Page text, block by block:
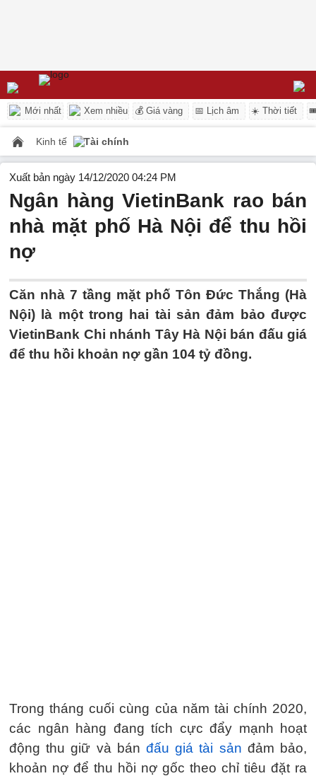
Mới nhất Xem nhiều 💰 Giá vàng 📅 Lịch âm ☀️ Thời tiết
Kinh tế Tài chính
Xuất bản ngày 14/12/2020 04:24 PM
Ngân hàng VietinBank rao bán
nhà mặt phố Hà Nội để thu hồi
nợ
Căn nhà 7 tầng mặt phố Tôn Đức Thắng (Hà
Nội) là một trong hai tài sản đảm bảo được
VietinBank Chi nhánh Tây Hà Nội bán đấu giá
để thu hồi khoản nợ gần 104 tỷ đồng.
Trong tháng cuối cùng của năm tài chính 2020,
các ngân hàng đang tích cực đẩy mạnh hoạt
động thu giữ và bán đấu giá tài sản đảm bảo,
khoản nợ để thu hồi nợ gốc theo chỉ tiêu đặt ra